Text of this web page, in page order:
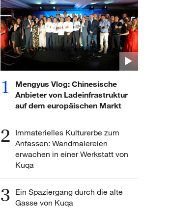
1
Mengyus Vlog: Chinesische
Anbieter von Ladeinfrastruktur
auf dem europäischen Markt
2 Immaterielles Kulturerbe zum
Anfassen: Wandmalereien
erwachen in einer Werkstatt von
Kuqa
3 Ein Spaziergang durch die alte
Gasse von Kuqa